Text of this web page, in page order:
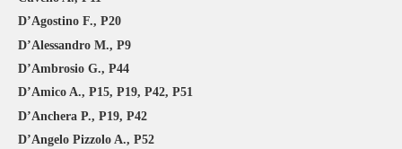
D’Agostino F., P20
D’Alessandro M., P9
D’Ambrosio G., P44
D’Amico A., P15, P19, P42, P51
D’Anchera P., P19, P42
D’Angelo Pizzolo A., P52